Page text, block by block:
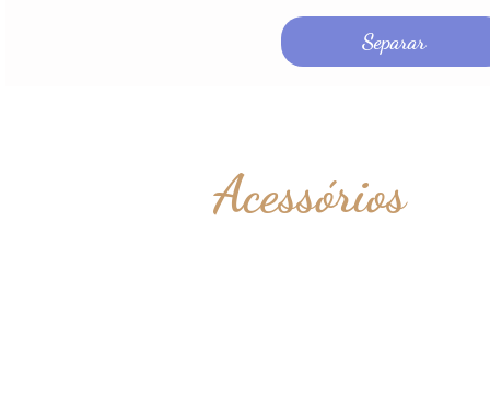
Separar
Acessórios